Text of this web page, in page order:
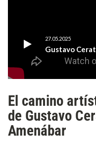
El camino
de Gustavo
Amenábar